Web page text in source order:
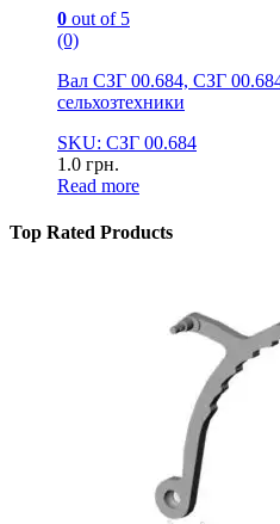
0 out of 5
(0)
Вал СЗГ 00.684, СЗГ
сельхозтехники
SKU: СЗГ 00.684
1.0 грн.
Read more
Top Rated Products